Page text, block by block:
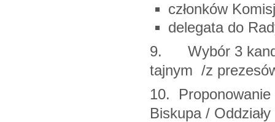
członków
delegata do
9. Wybór 3
tajnym /z
10. Proponowanie
Biskupa /